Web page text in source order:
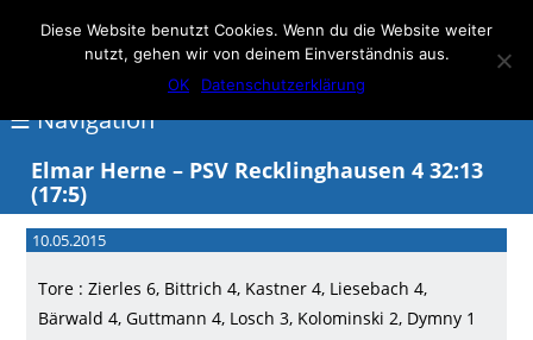
Elmar Herne 22
100% Handball
☰ Navigation
Über
Elmar
Herne
Elmar Herne – PSV Recklinghausen 4 32:13
(17:5)
10.05.2015
Tore : Zierles 6, Bittrich 4, Kastner 4, Liesebach 4,
Bärwald 4, Guttmann 4, Losch 3, Kolominski 2, Dymny 1
Diese Website benutzt Cookies. Wenn du die Website weiter
nutzt, gehen wir von deinem Einverständnis aus.
OK
Datenschutzerklärung